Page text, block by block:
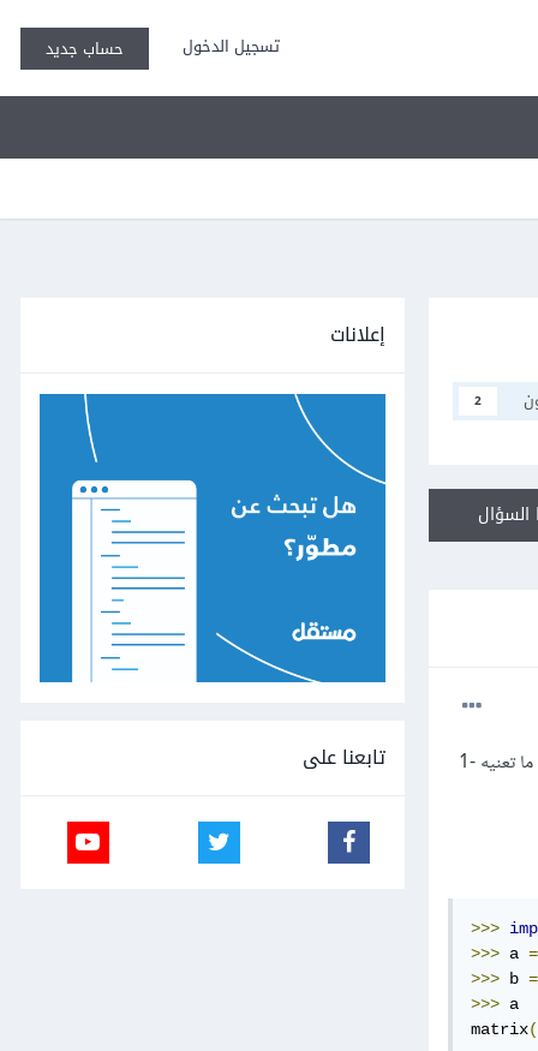
تسجيل الدخول حساب جديد
2
يمكن إعادة تشكيل مصفوفة عددية matrix إلى متجهvector باستخدام التابع reshape مع المدخل -1. لكني لا أعرف ما تعنيه -1
>>>
>>> a =
>>> b =
>>> a
matrix
إعلانات
تابعنا على